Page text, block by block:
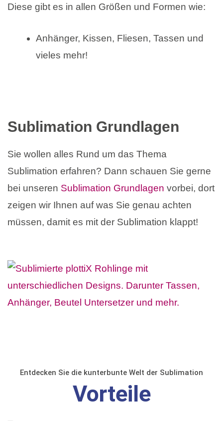
Diese gibt es in allen Größen und Formen wie:
Anhänger, Kissen, Fliesen, Tassen und
vieles mehr!
Sublimation Grundlagen
Sie wollen alles Rund um das Thema
Sublimation erfahren? Dann schauen Sie gerne
bei unseren Sublimation Grundlagen vorbei, dort
zeigen wir Ihnen auf was Sie genau achten
müssen, damit es mit der Sublimation klappt!
Entdecken Sie die kunterbunte Welt der Sublimation
Vorteile